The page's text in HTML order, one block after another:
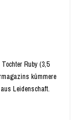
Ruby (3,5
kümmere
Leidenschaft.